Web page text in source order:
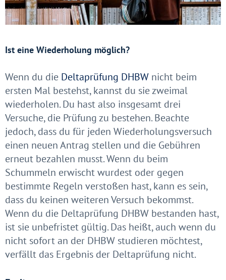
Ist eine Wiederholung möglich?
Wenn du die Deltaprüfung DHBW nicht beim
ersten Mal bestehst, kannst du sie zweimal
wiederholen. Du hast also insgesamt drei
Versuche, die Prüfung zu bestehen. Beachte
jedoch, dass du für jeden Wiederholungsversuch
einen neuen Antrag stellen und die Gebühren
erneut bezahlen musst. Wenn du beim
Schummeln erwischt wurdest oder gegen
bestimmte Regeln verstoßen hast, kann es sein,
dass du keinen weiteren Versuch bekommst.
Wenn du die Deltaprüfung DHBW bestanden hast,
ist sie unbefristet gültig. Das heißt, auch wenn du
nicht sofort an der DHBW studieren möchtest,
verfällt das Ergebnis der Deltaprüfung nicht.